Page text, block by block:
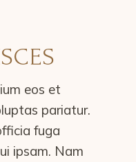
eos et
pariatur.
fuga
ipsam. Nam